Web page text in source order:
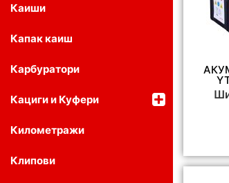
Каиши
Капак каиш
Карбуратори
Кациги и Куфери
Километражи
Клипови